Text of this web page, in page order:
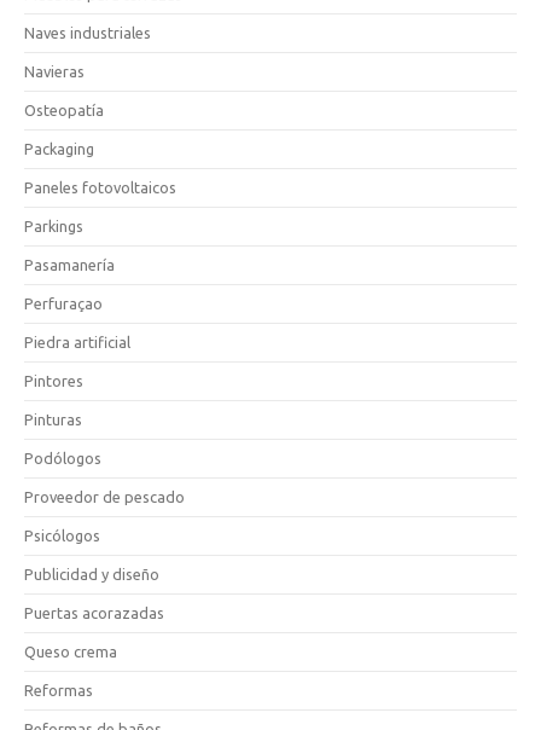
Naves industriales
Navieras
Osteopatía
Packaging
Paneles fotovoltaicos
Parkings
Pasamanería
Perfuraçao
Piedra artificial
Pintores
Pinturas
Podólogos
Proveedor de pescado
Psicólogos
Publicidad y diseño
Puertas acorazadas
Queso crema
Reformas